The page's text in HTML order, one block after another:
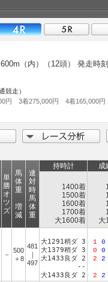
（内）（12頭） 発走時
走）
円 3着275,000円 4着165,000円
単
勝
オ
ツ
ズ
馬
体
重
増
減
連
対
時
馬
体
重
持時計 成
1400着
1500着
1600着
1700着
大1600着
大
－
500
＋8
481
｜
497
大1291稍ダ 3
大1379稍ダ 3
大1433良ダ 2
--
大1433良ダ 2
1 0
0 0
2 2
2 2